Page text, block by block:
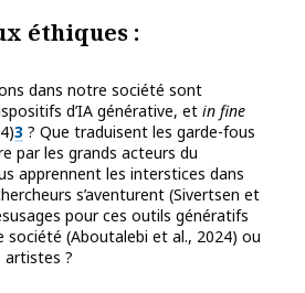
éthiques :
dans notre société sont
d’IA générative, et in fine
3 ? Que traduisent les garde-fous
par les grands acteurs du
apprennent les interstices dans
s’aventurent (Sivertsen et
pour ces outils génératifs
(Aboutalebi et al., 2024) ou
artistes ?